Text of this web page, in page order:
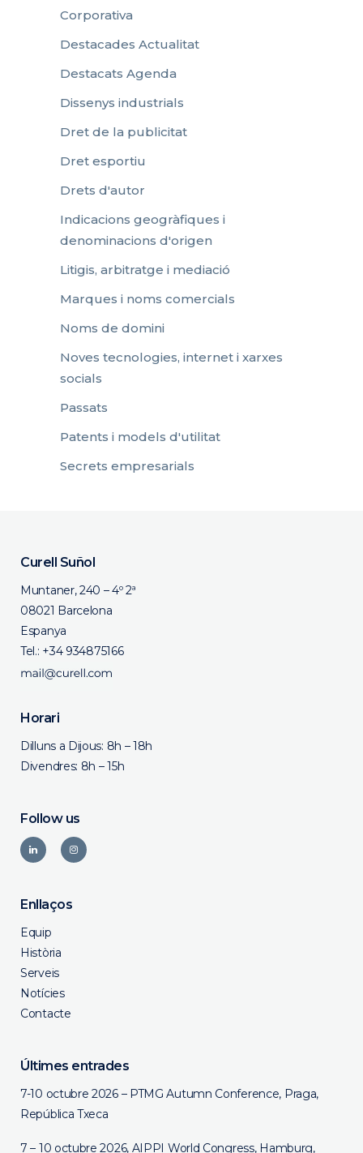
Corporativa
Destacades Actualitat
Destacats Agenda
Dissenys industrials
Dret de la publicitat
Dret esportiu
Drets d'autor
Indicacions geogràfiques i
denominacions d'origen
Litigis, arbitratge i mediació
Marques i noms comercials
Noms de domini
Noves tecnologies, internet i xarxes
socials
Passats
Patents i models d'utilitat
Secrets empresarials
Curell Suñol
Muntaner, 240 – 4º 2ª
08021 Barcelona
Espanya
Tel.: +34 934875166
Horari
Dilluns a Dijous: 8h – 18h
Divendres: 8h – 15h
Follow us
Enllaços
Equip
Història
Serveis
Notícies
Contacte
Últimes entrades
7-10 octubre 2026 – PTMG Autumn Conference, Praga,
República Txeca
7 – 10 octubre 2026, AIPPI World Congress, Hamburg,